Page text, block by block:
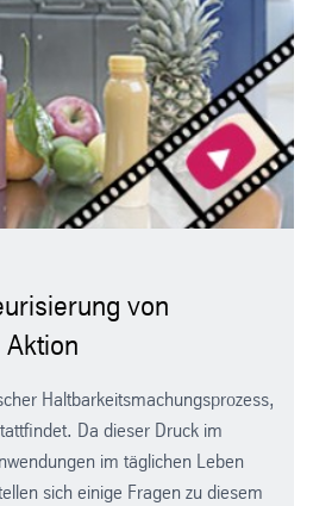
von
Haltbarkeitsmachungsprozess,
Da dieser Druck im
im täglichen Leben
sich einige Fragen zu diesem